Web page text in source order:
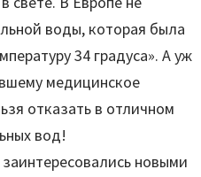
воды, которая была
34 градуса». А уж
медицинское
отказать в отличном
вод!
новыми